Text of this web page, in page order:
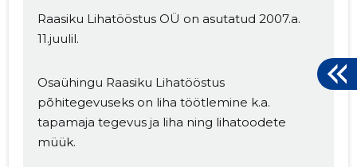
Raasiku Lihatööstus OÜ on asutatud 2007.a.
11.juulil.
Osaühingu Raasiku Lihatööstus
põhitegevuseks on liha töötlemine k.a.
tapamaja tegevus ja liha ning lihatoodete
müük.